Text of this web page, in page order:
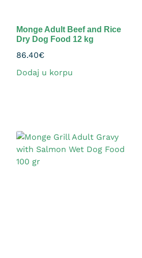
Monge Adult Beef and Rice
Dry Dog Food 12 kg
86.40€
Dodaj u korpu